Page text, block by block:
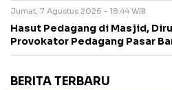
Jumat, 7 Agustus 2026 - 18:44 WIB
Hasut Pedagang di Masjid,
Provokator Pedagang Pasar
BERITA TERBARU